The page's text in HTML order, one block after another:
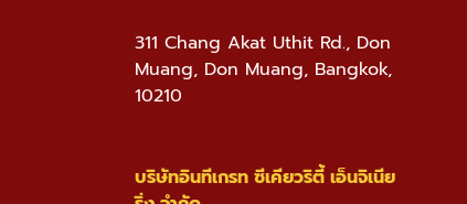
311 Chang Akat Uthit Rd., Don
Muang, Don Muang, Bangkok,
10210
บริษัทอินทีเกรท ซีเคียวริตี้ เอ็นจิเนีย